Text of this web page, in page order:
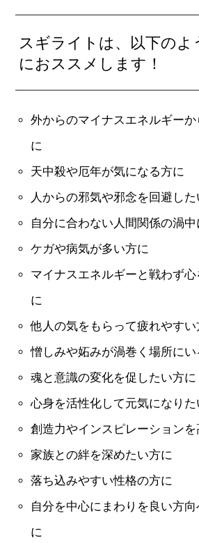
スギライトは、以下のよ
におススメします！
外からのマイナスエネルギー
に
天中殺や厄年が気になる方に
人からの邪気や邪念を回避した
自分に合わない人間関係の渦
ケガや病気が多い方に
マイナスエネルギーと戦わず
に
他人の気をもらって疲れやすい
憎しみや妬みが渦巻く場所にい
魂と意識の変化を促したい方に
心身を活性化して元気になりた
創造力やインスピレーション
家族との絆を深めたい方に
落ち込みやすい性格の方に
自分を中心にまわりを良い方
に